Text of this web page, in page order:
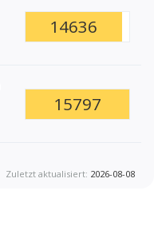
14636
15797
Zuletzt aktualisiert: 2026-08-08